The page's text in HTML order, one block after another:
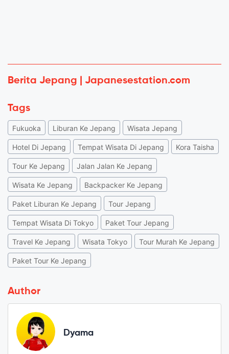
Berita Jepang | Japanesestation.com
Tags
Fukuoka Liburan Ke Jepang Wisata Jepang
Hotel Di Jepang Tempat Wisata Di Jepang Kora Taisha
Tour Ke Jepang Jalan Jalan Ke Jepang
Wisata Ke Jepang Backpacker Ke Jepang
Paket Liburan Ke Jepang Tour Jepang
Tempat Wisata Di Tokyo Paket Tour Jepang
Travel Ke Jepang Wisata Tokyo Tour Murah Ke Jepang
Paket Tour Ke Jepang
Author
Dyama